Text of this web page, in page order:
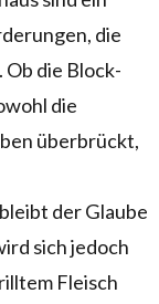
die
die Block-
die
überbrückt,
der Glaube
sich jedoch
Fleisch